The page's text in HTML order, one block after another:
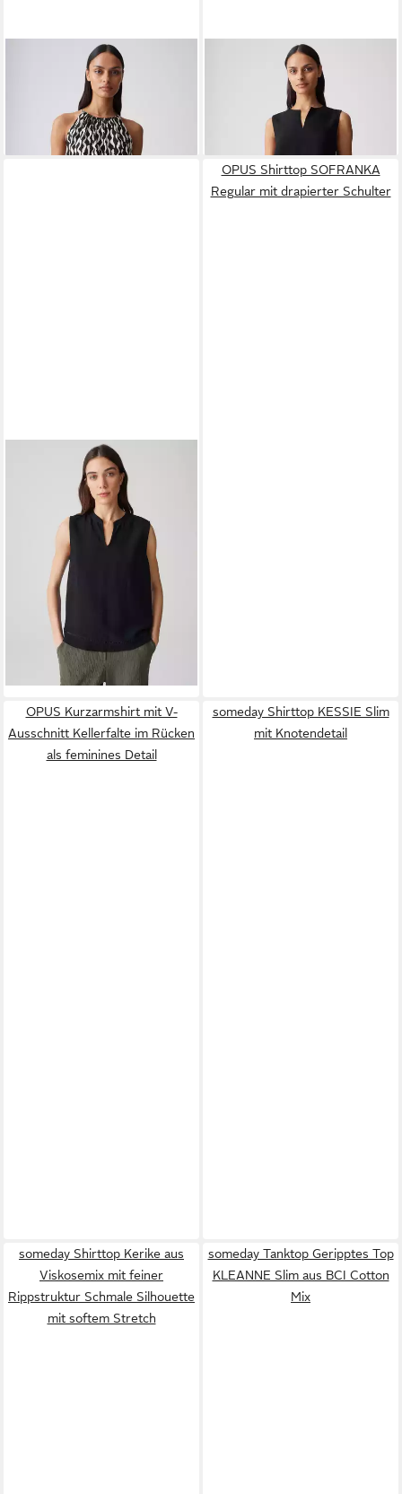
Blusentop Foyage
Blusentop Fazil aus
leichter Webware mit
Leinenstruktur
Blusentop FARIBICA
Regular mit filigraner
OPUS Shirttop SOFRANKA
Regular mit drapierter Schulter
OPUS Kurzarmshirt mit V-
Ausschnitt Kellerfalte im Rücken
als feminines Detail
someday Shirttop KESSIE Slim
mit Knotendetail
someday Shirttop Kerike aus
Viskosemix mit feiner
Rippstruktur Schmale Silhouette
mit softem Stretch
someday Tanktop Geripptes Top
KLEANNE Slim aus BCI Cotton
Mix